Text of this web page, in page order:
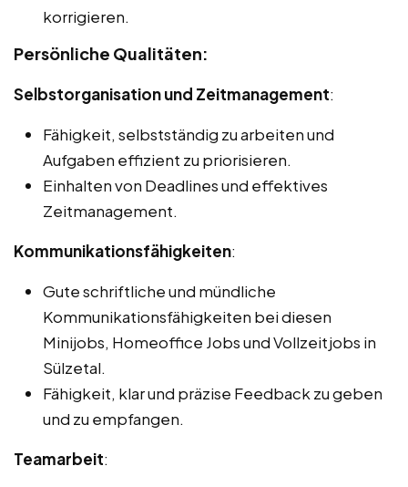
korrigieren.
Persönliche Qualitäten:
Selbstorganisation und Zeitmanagement:
Fähigkeit, selbstständig zu arbeiten und
Aufgaben effizient zu priorisieren.
Einhalten von Deadlines und effektives
Zeitmanagement.
Kommunikationsfähigkeiten:
Gute schriftliche und mündliche
Kommunikationsfähigkeiten bei diesen
Minijobs, Homeoffice Jobs und Vollzeitjobs in
Sülzetal.
Fähigkeit, klar und präzise Feedback zu geben
und zu empfangen.
Teamarbeit: